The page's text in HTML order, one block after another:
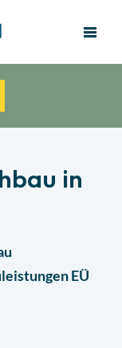
in
EÜ